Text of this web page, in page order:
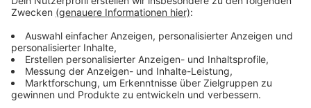
Video-Service zu laden!
Wir verwenden einen Service eines
Drittanbieters, um Videoinhalte
einzubetten. Dieser Service kann
Daten zu Ihren Aktivitäten
sammeln. Bitte lesen Sie die